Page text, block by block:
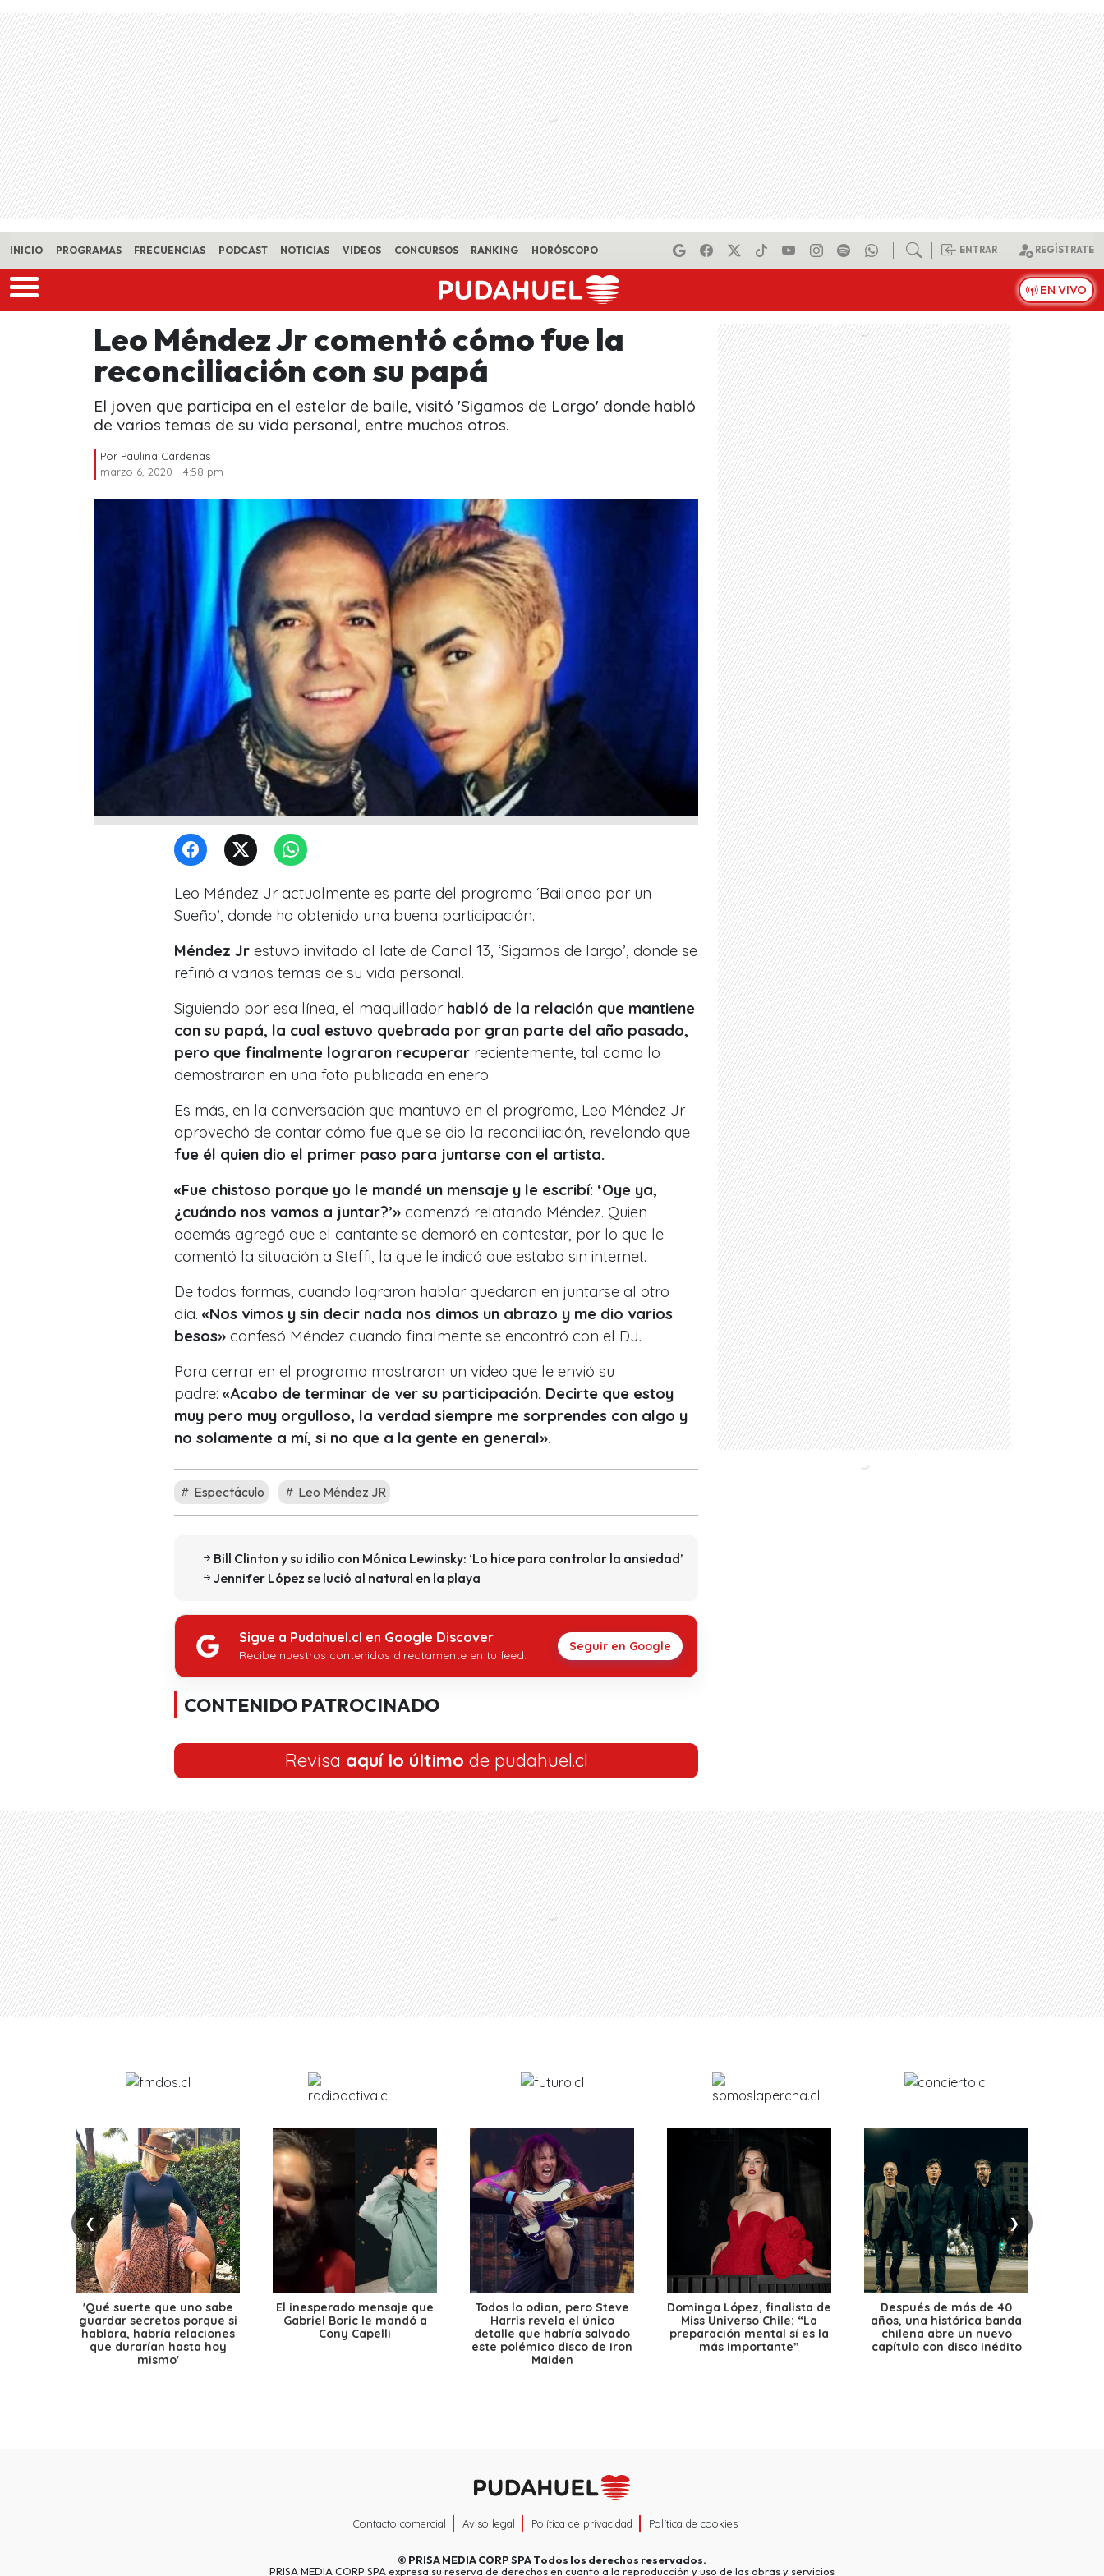
Skip to main content
INICIO PROGRAMAS FRECUENCIAS PODCAST NOTICIAS VIDEOS CONCURSOS RANKING HORÓSCOPO ENTRAR REGÍSTRATE
EN VIVO
Leo Méndez Jr comentó cómo fue la
reconciliación con su papá
El joven que participa en el estelar de baile, visitó 'Sigamos de Largo' donde habló
de varios temas de su vida personal, entre muchos otros.
Por Paulina Cárdenas
marzo 6, 2020 - 4:58 pm
Leo Méndez Jr actualmente es parte del programa ‘Bailando por un
Sueño’, donde ha obtenido una buena participación.
Méndez Jr estuvo invitado al late de Canal 13, ‘Sigamos de largo’, donde se
refirió a varios temas de su vida personal.
Siguiendo por esa línea, el maquillador habló de la relación que mantiene
con su papá, la cual estuvo quebrada por gran parte del año pasado,
pero que finalmente lograron recuperar recientemente, tal como lo
demostraron en una foto publicada en enero.
Es más, en la conversación que mantuvo en el programa, Leo Méndez Jr
aprovechó de contar cómo fue que se dio la reconciliación, revelando que
fue él quien dio el primer paso para juntarse con el artista.
«Fue chistoso porque yo le mandé un mensaje y le escribí: ‘Oye ya,
¿cuándo nos vamos a juntar?’» comenzó relatando Méndez. Quien
además agregó que el cantante se demoró en contestar, por lo que le
comentó la situación a Steffi, la que le indicó que estaba sin internet.
De todas formas, cuando lograron hablar quedaron en juntarse al otro
día. «Nos vimos y sin decir nada nos dimos un abrazo y me dio varios
besos» confesó Méndez cuando finalmente se encontró con el DJ.
Para cerrar en el programa mostraron un video que le envió su
padre: «Acabo de terminar de ver su participación. Decirte que estoy
muy pero muy orgulloso, la verdad siempre me sorprendes con algo y
no solamente a mí, si no que a la gente en general».
Espectáculo Leo Méndez JR
Bill Clinton y su idilio con Mónica Lewinsky: ‘Lo hice para controlar la ansiedad’
Jennifer López se lució al natural en la playa
Sigue a Pudahuel.cl en Google Discover
Recibe nuestros contenidos directamente en tu feed.
Seguir en Google
CONTENIDO PATROCINADO
Revisa aquí lo último de pudahuel.cl
❮ ❯
'Qué suerte que uno sabe
guardar secretos porque si
hablara, habría relaciones
que durarían hasta hoy
mismo'
El inesperado mensaje que
Gabriel Boric le mandó a
Cony Capelli
Todos lo odian, pero Steve
Harris revela el único
detalle que habría salvado
este polémico disco de Iron
Maiden
Dominga López, finalista de
Miss Universo Chile: “La
preparación mental sí es la
más importante”
Después de más de 40
años, una histórica banda
chilena abre un nuevo
capítulo con disco inédito
Contacto comercial Aviso legal Política de privacidad Política de cookies
© PRISA MEDIA CORP SPATodos los derechos reservados.
PRISA MEDIA CORP SPA expresa su reserva de derechos en cuanto a la reproducción y uso de las obras y servicios